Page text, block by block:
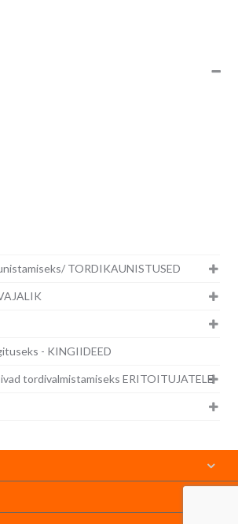
TORDIKAUNISTUSED
- KINGIIDEED
tordivalmistamiseks ERITOITUJATELE